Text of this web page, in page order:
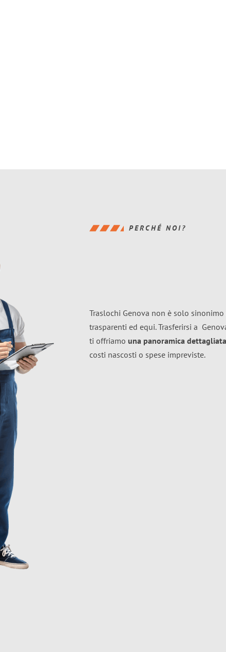
PERCHÉ NOI?
Traslochi Genova non è solo sinonimo
trasparenti ed equi. Trasferirsi a
ti offriamo una panoramica
costi nascosti o spese impreviste.